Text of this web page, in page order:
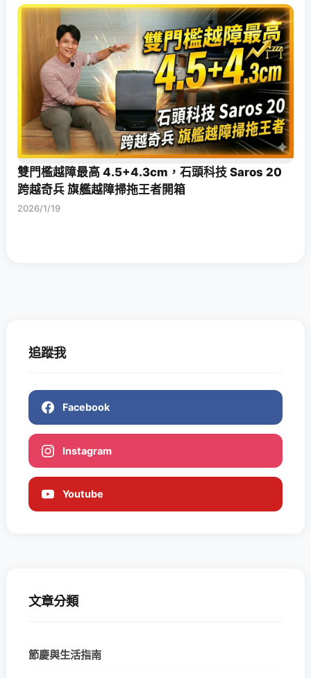
雙門檻越障最高 4.5+4.3cm，石頭科技 Saros 20
跨越奇兵 旗艦越障掃拖王者開箱
2026/1/19
追蹤我
Facebook
Instagram
Youtube
文章分類
節慶與生活指南